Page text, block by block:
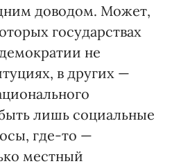
доводом. Может,
государствах
не
в других —
лишь социальные
где-то —
местный